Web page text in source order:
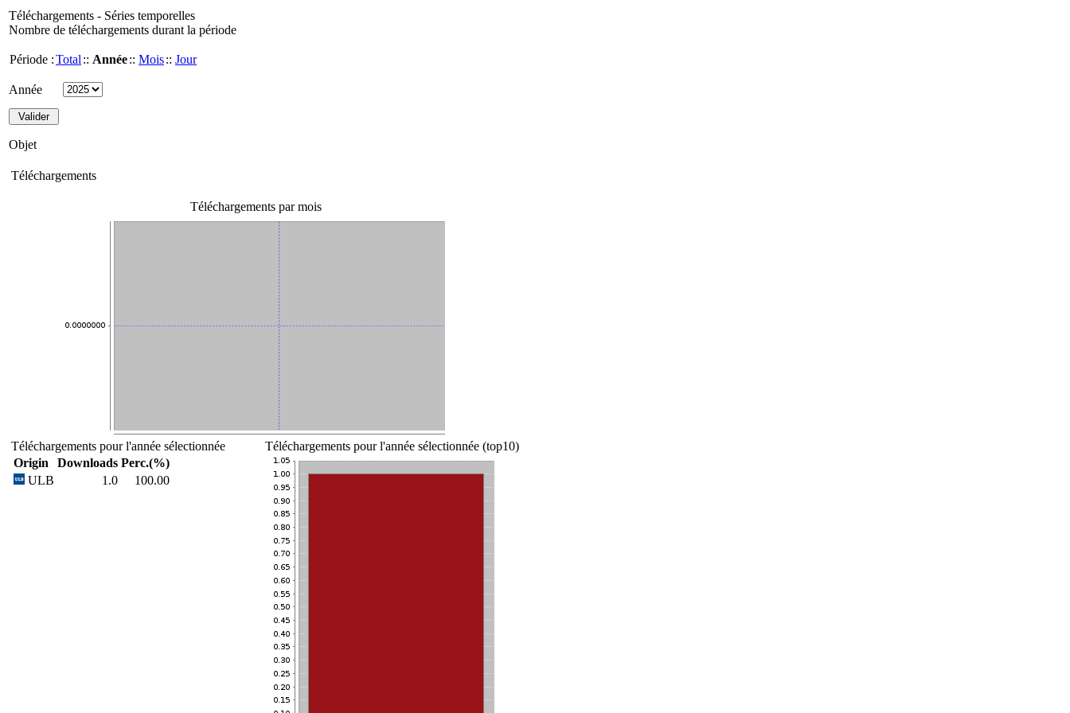
Téléchargements - Séries temporelles
Nombre de téléchargements durant la période
Période :Total :: Année:: Mois:: Jour
Année
Objet
Téléchargements
Téléchargements par mois
Téléchargements pour l'année sélectionnée
Origin
Downloads Perc.(%)
ULB
1.0 100.00
Téléchargements pour l'année sélectionnée (top10)